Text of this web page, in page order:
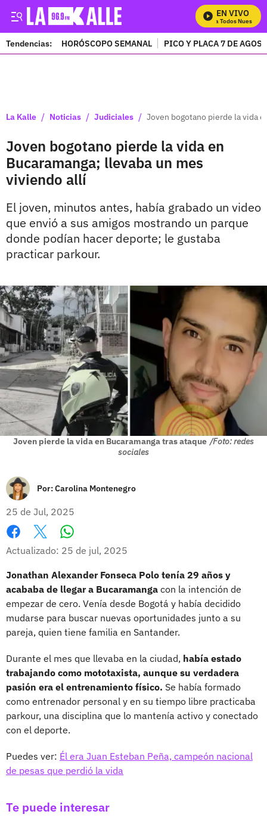
EN VIVO
Mira Todos Nuestros
Tendencias: HORÓSCOPO SEMANAL PICO Y PLACA 7 DE
La Kalle / Noticias / Judiciales / Joven bogotano pierde la vida
Joven bogotano pierde la vida en
Bucaramanga; llevaba un mes
viviendo allí
El joven, minutos antes, había grabado un video
que envió a sus amigos mostrando un parque
donde podían hacer deporte; le gustaba
practicar parkour.
Joven pierde la vida en Bucaramanga tras ataque /Foto: redes
sociales
Por:Carolina Montenegro
25 de Jul, 2025
Facebook
X
Actualizado: 25 de jul, 2025
Jonathan Alexander Fonseca Polo tenía 29 años y
acababa de llegar a Bucaramanga con la intención de
empezar de cero. Venía desde Bogotá y había decidido
mudarse para buscar nuevas oportunidades junto a su
pareja, quien tiene familia en Santander.
Durante el mes que llevaba en la ciudad, había estado
trabajando como mototaxista, aunque su verdadera
pasión era el entrenamiento físico. Se había formado
como entrenador personal y en su tiempo libre practicaba
parkour, una disciplina que lo mantenía activo y conectado
con el deporte.
Puedes ver: Él era Juan Esteban Peña, campeón nacional
de pesas que perdió la vida
Te puede interesar